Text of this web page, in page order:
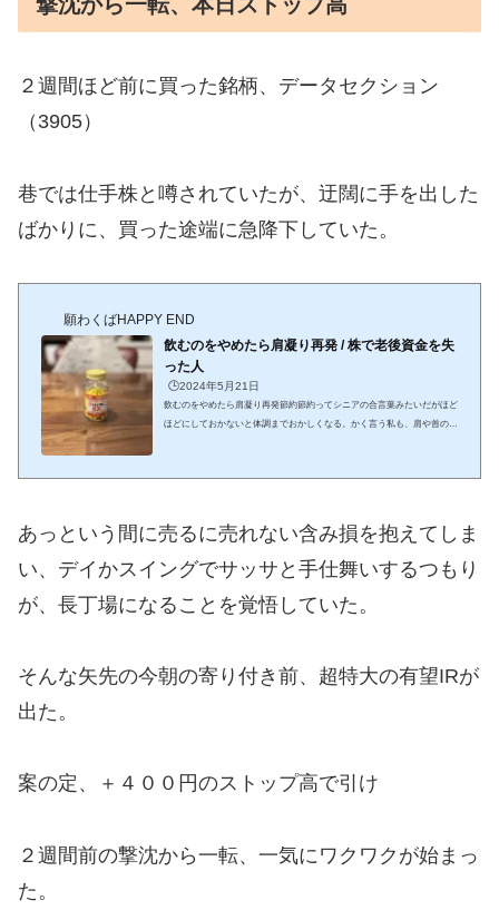
２週間ほど前に買った銘柄、データセクション
（3905）
巷では仕手株と噂されていたが、迂闊に手を出した
ばかりに、買った途端に急降下していた。
願わくばHAPPY END
飲むのをやめたら肩凝り再発 / 株で老後資金を失
った人
🕒️2024年5月21日
飲むのをやめたら肩凝り再発節約節約ってシニアの合言葉みたいだがほど
ほどにしておかないと体調までおかしくなる。かく言う私も、肩や首の酷
たら、少しづつ症状が緩和してきた。アリナミンは、症状の度合いによっ
ンメディカルゴールド確かにこれは効い...
あっという間に売るに売れない含み損を抱えてしま
い、デイかスイングでサッサと手仕舞いするつもり
が、長丁場になることを覚悟していた。
そんな矢先の今朝の寄り付き前、超特大の有望IRが
出た。
案の定、＋４００円のストップ高で引け
２週間前の撃沈から一転、一気にワクワクが始まっ
た。